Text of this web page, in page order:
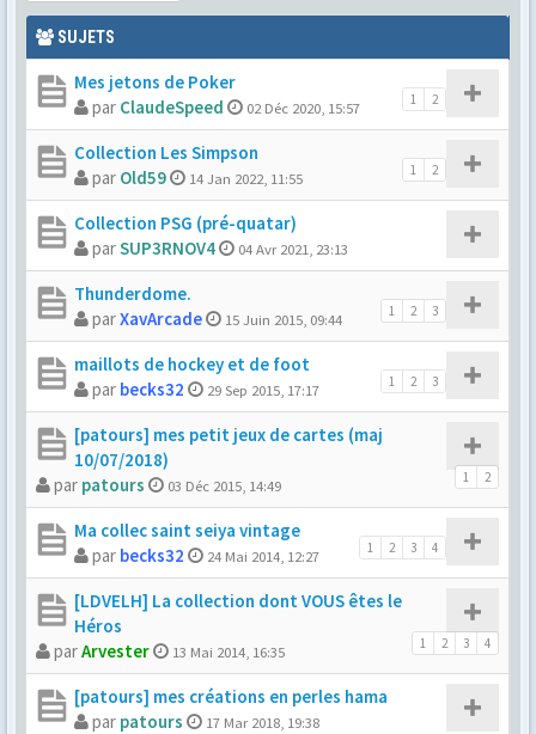
SUJETS
Mes jetons de Poker
1 2
par ClaudeSpeed 02 Déc 2020, 15:57
Collection Les Simpson
1 2
par Old59 14 Jan 2022, 11:55
Collection PSG (pré-quatar)
parSUP3RNOV4 04 Avr 2021, 23:13
Thunderdome.
1 2 3
parXavArcade 15 Juin 2015, 09:44
maillots de hockey et de foot
1 2 3
par becks32 29 Sep 2015, 17:17
[patours] mes petit jeux de cartes (maj
10/07/2018)
1 2
par patours 03 Déc 2015, 14:49
Ma collec saint seiya vintage
1 2 3 4
par becks32 24 Mai 2014, 12:27
[LDVELH] La collection dont VOUS êtes le
Héros
1 2 3 4
parArvester 13 Mai 2014, 16:35
[patours] mes créations en perles hama
par patours 17 Mar 2018, 19:38